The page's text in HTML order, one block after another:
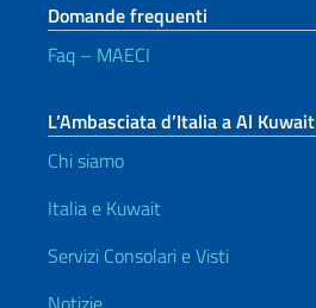
Domande frequenti
Faq – MAECI
L’Ambasciata d’Italia a Al Kuwait
Chi siamo
Italia e Kuwait
Servizi Consolari e Visti